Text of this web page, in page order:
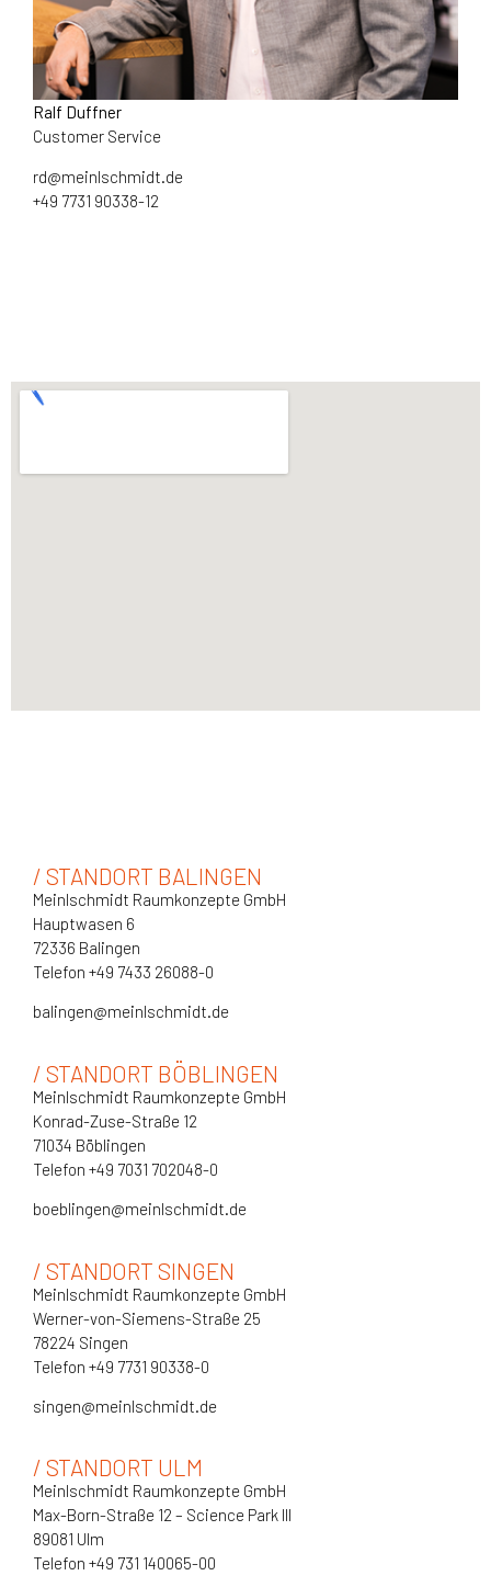
Ralf Duffner
Customer Service
rd@meinlschmidt.de
+49 7731 90338-12
/ STANDORT BALINGEN
Meinlschmidt Raumkonzepte GmbH
Hauptwasen 6
72336 Balingen
Telefon +49 7433 26088-0
balingen@meinlschmidt.de
/ STANDORT BÖBLINGEN
Meinlschmidt Raumkonzepte GmbH
Konrad-Zuse-Straße 12
71034 Böblingen
Telefon +49 7031 702048-0
boeblingen@meinlschmidt.de
/ STANDORT SINGEN
Meinlschmidt Raumkonzepte GmbH
Werner-von-Siemens-Straße 25
78224 Singen
Telefon +49 7731 90338-0
singen@meinlschmidt.de
/ STANDORT ULM
Meinlschmidt Raumkonzepte GmbH
Max-Born-Straße 12 – Science Park III
89081 Ulm
Telefon +49 731 140065-00